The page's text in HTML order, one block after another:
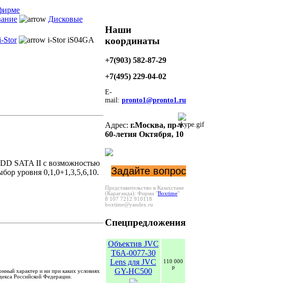
Дисковые
Stor i-Stor iS04GA
SATA II с возможностью
уровня 0,1,0+1,3,5,6,10.
характер и ни при каких условиях
Российской Федерации.
Наши
координаты
+7(903) 582-87-29
+7(495) 229-04-02
E-
mail: pronto1@pronto1.ru
Адрес: г.Москва, пр-т
60-летия Октября, 10
Задайте вопрос
Представительство в Казахстане
(Караганда): Фирма "Boxtime"
8 107 7212 910118
boxtime@yandex.ru
Спецпредложения
Объектив JVC
T6A-0077-30
Lens для JVC
GY-HC500
110 000
р